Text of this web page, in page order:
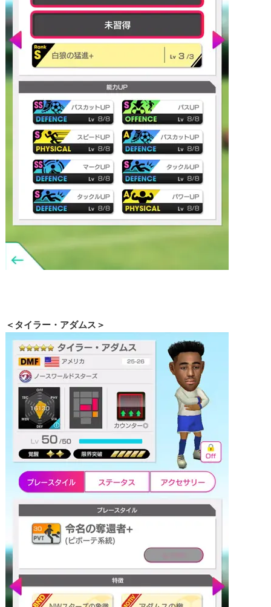
＜タイラー・アダムス＞